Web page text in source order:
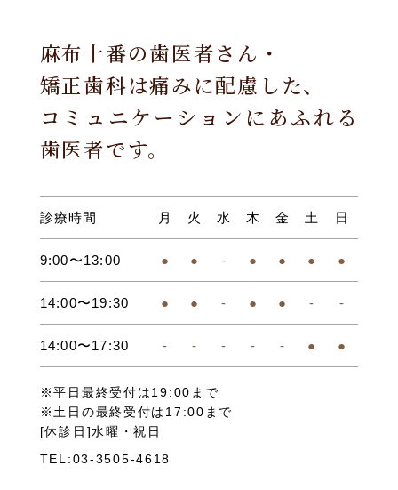
麻布十番の歯医者さん・
矯正歯科は痛みに配慮した、
コミュニケーションにあふれる
歯医者です。
診療時間 月 火 水 木 金 土 日
9:00〜13:00 ● ● - ● ● ● ●
14:00〜19:30 ● ● - ● ● - -
14:00〜17:30 - - - - - ● ●
※平日最終受付は19:00まで
※土日の最終受付は17:00まで
[休診日]水曜・祝日
TEL:03-3505-4618